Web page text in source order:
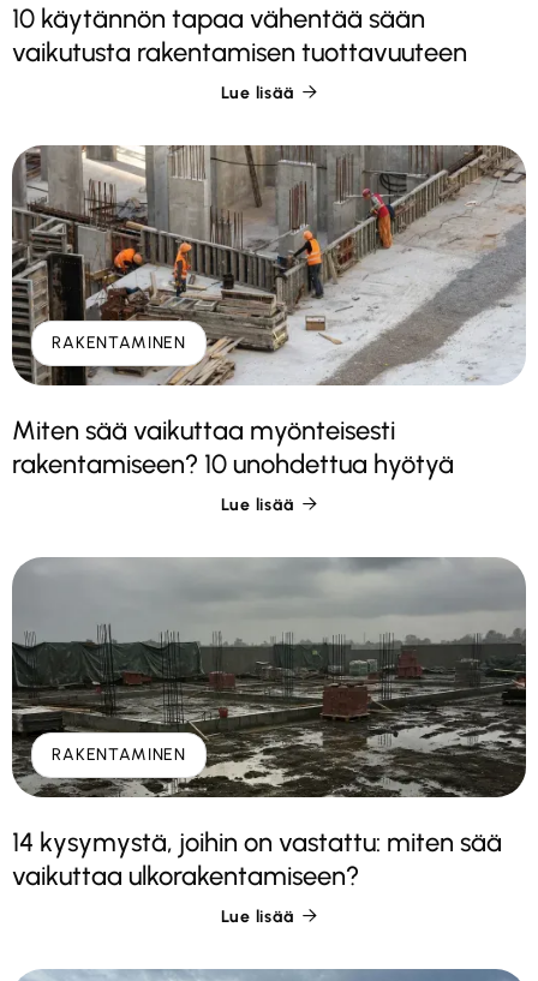
10 käytännön tapaa vähentää sään
vaikutusta rakentamisen tuottavuuteen
Lue lisää 
RAKENTAMINEN
Miten sää vaikuttaa myönteisesti
rakentamiseen? 10 unohdettua hyötyä
Lue lisää 
RAKENTAMINEN
14 kysymystä, joihin on vastattu: miten sää
vaikuttaa ulkorakentamiseen?
Lue lisää 